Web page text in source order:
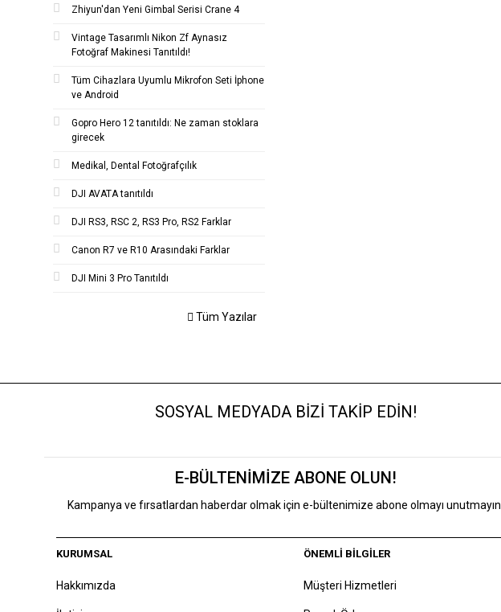
Zhiyun'dan Yeni Gimbal Serisi Crane 4
Vintage Tasarımlı Nikon Zf Aynasız
Fotoğraf Makinesi Tanıtıldı!
Tüm Cihazlara Uyumlu Mikrofon Seti İphone
ve Android
Gopro Hero 12 tanıtıldı: Ne zaman stoklara
girecek
Medikal, Dental Fotoğrafçılık
DJI AVATA tanıtıldı
DJI RS3, RSC 2, RS3 Pro, RS2 Farklar
Canon R7 ve R10 Arasındaki Farklar
DJI Mini 3 Pro Tanıtıldı
Tüm Yazılar
SOSYAL MEDYADA BİZİ TAKİP EDİN!
E-BÜLTENİMİZE ABONE OLUN!
Kampanya ve fırsatlardan haberdar olmak için e-bültenimize abone olmayı unutmayın.
KURUMSAL
Hakkımızda
ÖNEMLİ BİLGİLER
Müşteri Hizmetleri